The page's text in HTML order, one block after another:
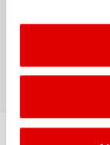
AVIA